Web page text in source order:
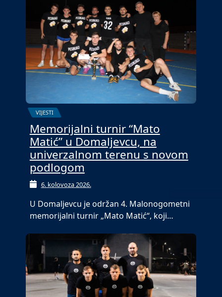
VIJESTI
Memorijalni turnir “Mato
Matić” u Domaljevcu, na
univerzalnom terenu s novom
podlogom
6. kolovoza 2026.
U Domaljevcu je održan 4. Malonogometni
memorijalni turnir „Mato Matić“, koji…